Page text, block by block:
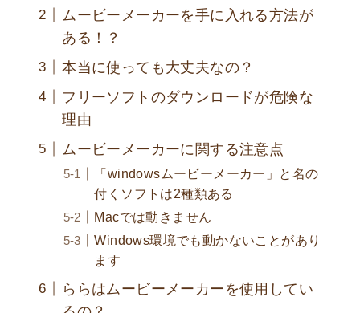
ムービーメーカーを手に入れる方法が
ある！？
本当に使っても大丈夫なの？
フリーソフトのダウンロードが危険な
理由
ムービーメーカーに関する注意点
「windowsムービーメーカー」と名の
付くソフトは2種類ある
Macでは動きません
Windows環境でも動かないことがあり
ます
ららはムービーメーカーを使用してい